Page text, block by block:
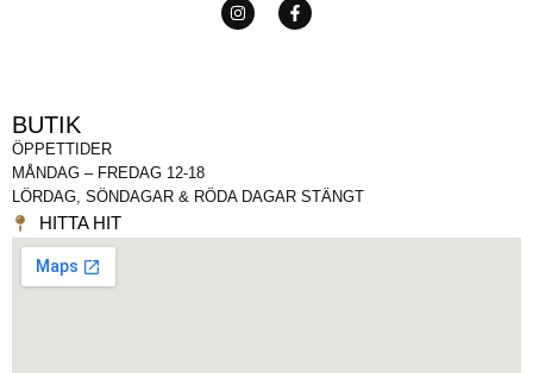
BUTIK
ÖPPETTIDER
MÅNDAG – FREDAG 12-18
LÖRDAG, SÖNDAGAR & RÖDA DAGAR STÄNGT
HITTA HIT